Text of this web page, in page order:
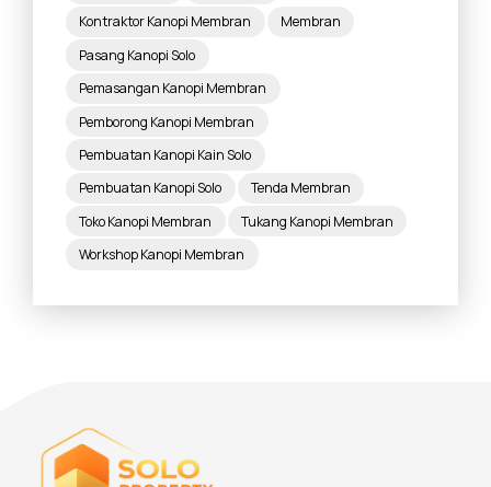
Kontraktor Kanopi Membran
Membran
Pasang Kanopi Solo
Pemasangan Kanopi Membran
Pemborong Kanopi Membran
Pembuatan Kanopi Kain Solo
Pembuatan Kanopi Solo
Tenda Membran
Toko Kanopi Membran
Tukang Kanopi Membran
Workshop Kanopi Membran